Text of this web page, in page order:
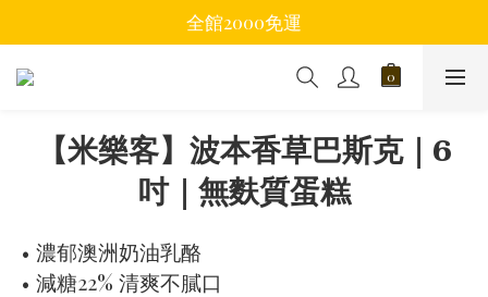
全館2000免運
【米樂客】波本香草巴斯克｜6
吋｜無麩質蛋糕
• 濃郁澳洲奶油乳酪
• 減糖22% 清爽不膩口